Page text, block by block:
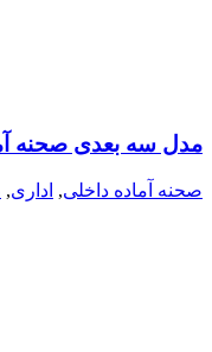
مدل سه بعدی صحنه
صحنه آماده داخلی, اداری,